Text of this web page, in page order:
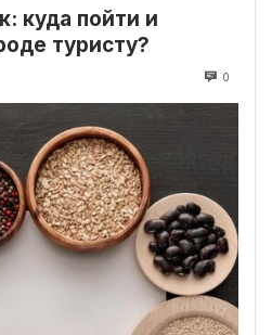
куда пойти и
туристу?
0